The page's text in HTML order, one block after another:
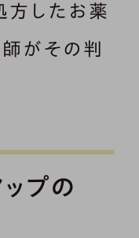
方したお薬
がその判
プの